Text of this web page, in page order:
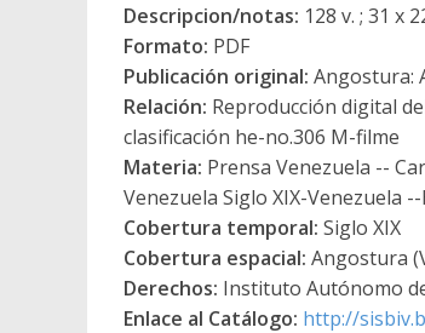
Descripcion/notas: 128 v. ; 31 x
Formato: PDF
Publicación original: Angostura:
Relación: Reproducción digital
clasificación he-no.306 M-filme
Materia: Prensa Venezuela --
Venezuela Siglo XIX-Venezuela
Cobertura temporal: Siglo XIX
Cobertura espacial: Angostura
Derechos: Instituto Autónomo
Enlace al Catálogo: http://